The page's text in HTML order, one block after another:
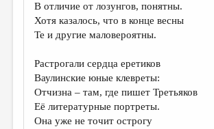
В отличие от лозунгов, понятны.
Хотя казалось, что в конце весны
Те и другие маловероятны.
Растрогали сердца еретиков
Ваулинские юные клевреты:
Отчизна – там, где пишет Третьяков
Её литературные портреты.
Она уже не точит острогу